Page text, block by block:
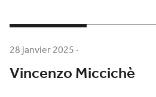
28 janvier 2025·
Vincenzo Miccichè